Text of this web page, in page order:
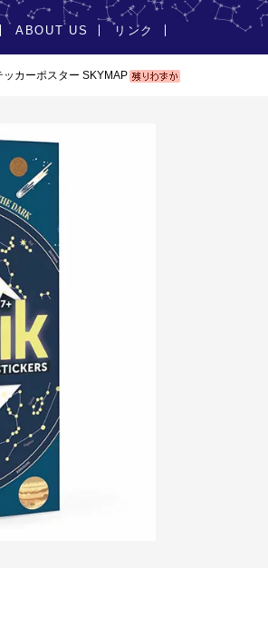
ABOUT US リンク
ッカーポスター SKYMAP